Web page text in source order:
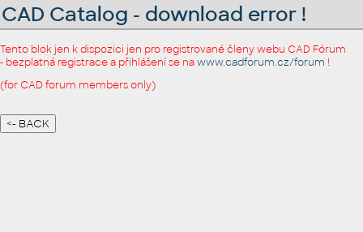
CAD Catalog - download error !
Tento blok jen k dispozici jen pro registrované členy webu CAD Fórum
- bezplatná registrace a přihlášení se nawww.cadforum.cz/forum !
(for CAD forum members only)